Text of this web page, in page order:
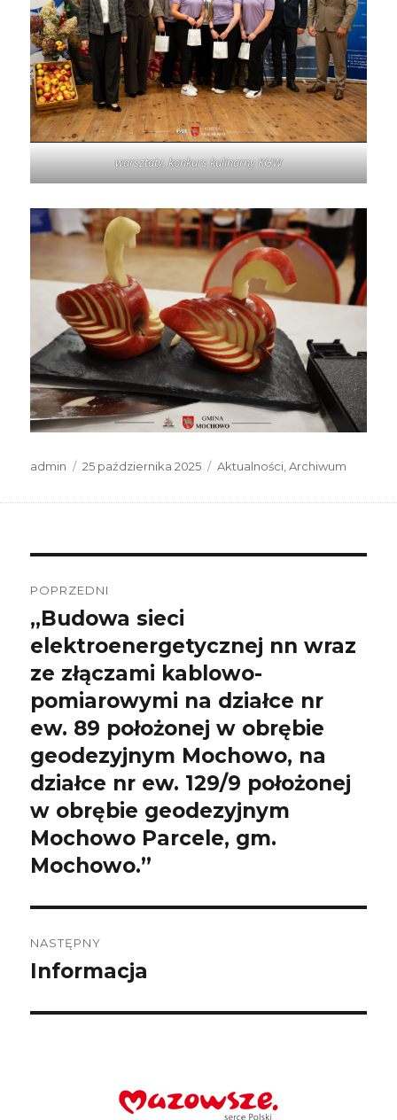
warsztaty, konkurs kulinarny KGW
Autor
admin
Data
25 października 2025 Kategorie
Aktualności Archiwum
wpisu
POPRZEDNI
Poprzedni
wpis:
„Budowa sieci
elektroenergetycznej nn wraz
ze złączami kablowo-
pomiarowymi na działce nr
ew. 89 położonej w obrębie
geodezyjnym Mochowo, na
działce nr ew. 129/9 położonej
w obrębie geodezyjnym
Mochowo Parcele, gm.
Mochowo.”
NASTĘPNY
Następny
Informacja